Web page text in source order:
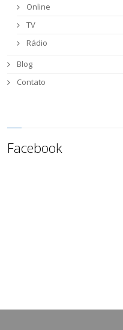
Online
TV
Rádio
Blog
Contato
Facebook